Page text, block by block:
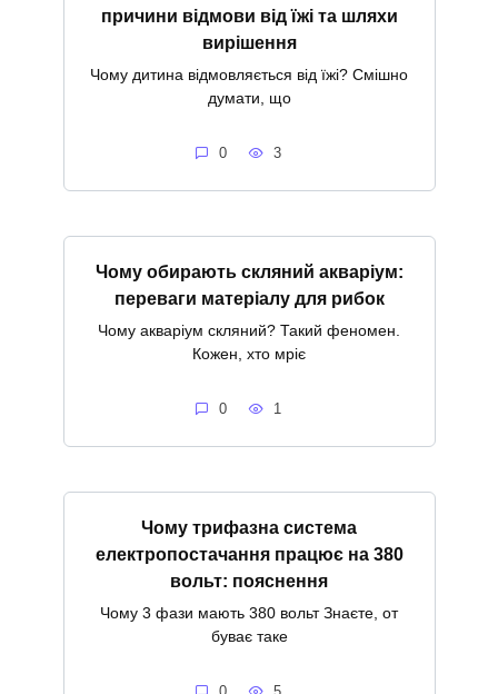
причини відмови від їжі та шляхи
вирішення
Чому дитина відмовляється від їжі? Смішно
думати, що
0 3
Чому обирають скляний акваріум:
переваги матеріалу для рибок
Чому акваріум скляний? Такий феномен.
Кожен, хто мріє
0 1
Чому трифазна система
електропостачання працює на 380
вольт: пояснення
Чому 3 фази мають 380 вольт Знаєте, от
буває таке